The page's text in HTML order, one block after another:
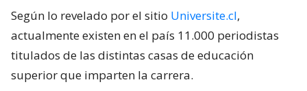
Según lo revelado por el sitio Universite.cl,
actualmente existen en el país 11.000 periodistas
titulados de las distintas casas de educación
superior que imparten la carrera.